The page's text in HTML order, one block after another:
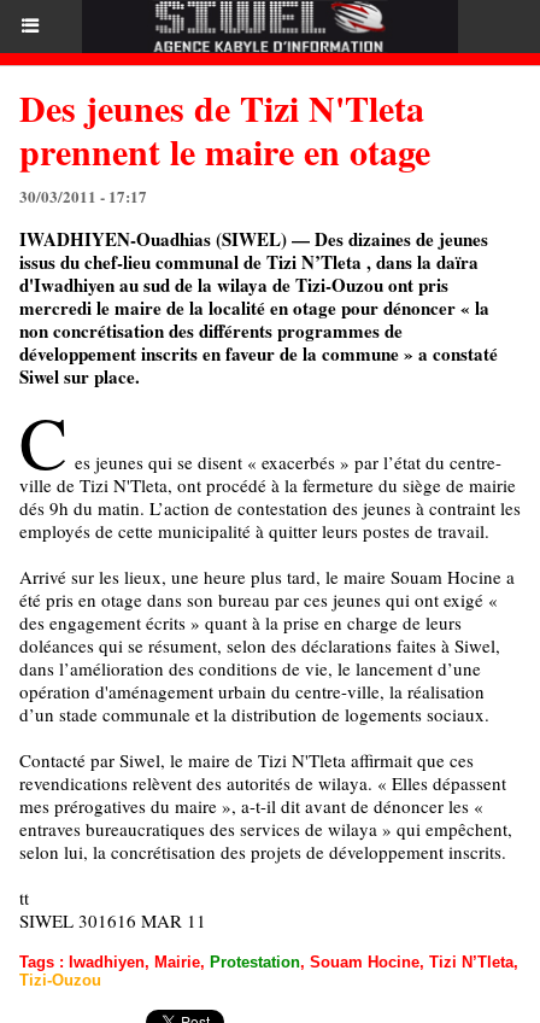
Des jeunes de Tizi N'Tleta
prennent le maire en otage
30/03/2011 - 17:17
IWADHIYEN-Ouadhias (SIWEL) — Des dizaines de jeunes
issus du chef-lieu communal de Tizi N’Tleta , dans la daïra
d'Iwadhiyen au sud de la wilaya de Tizi-Ouzou ont pris
mercredi le maire de la localité en otage pour dénoncer « la
non concrétisation des différents programmes de
développement inscrits en faveur de la commune » a constaté
Siwel sur place.
C es jeunes qui se disent « exacerbés » par l’état du centre-
ville de Tizi N'Tleta, ont procédé à la fermeture du siège de mairie
dés 9h du matin. L’action de contestation des jeunes à contraint les
employés de cette municipalité à quitter leurs postes de travail.
Arrivé sur les lieux, une heure plus tard, le maire Souam Hocine a
été pris en otage dans son bureau par ces jeunes qui ont exigé «
des engagement écrits » quant à la prise en charge de leurs
doléances qui se résument, selon des déclarations faites à Siwel,
dans l’amélioration des conditions de vie, le lancement d’une
opération d'aménagement urbain du centre-ville, la réalisation
d’un stade communale et la distribution de logements sociaux.
Contacté par Siwel, le maire de Tizi N'Tleta affirmait que ces
revendications relèvent des autorités de wilaya. « Elles dépassent
mes prérogatives du maire », a-t-il dit avant de dénoncer les «
entraves bureaucratiques des services de wilaya » qui empêchent,
selon lui, la concrétisation des projets de développement inscrits.
tt
SIWEL 301616 MAR 11
Tags : Iwadhiyen, Mairie, Protestation, Souam Hocine, Tizi N’Tleta,
Tizi-Ouzou